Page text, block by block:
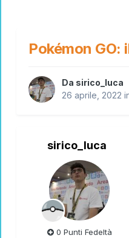
Pokémon
Da sirico_luca
26 aprile, 2022
sirico_luca
0 Punti Fedeltà